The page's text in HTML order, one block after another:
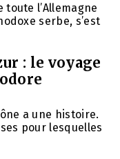
l’Allemagne
serbe, s’est
: le voyage
a une histoire.
pour lesquelles